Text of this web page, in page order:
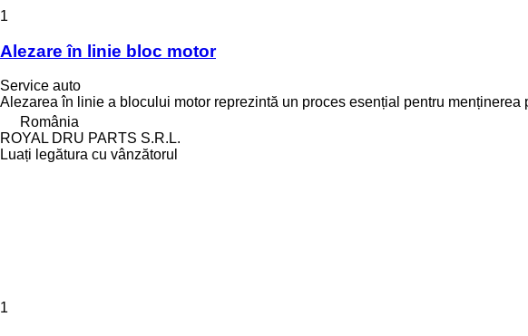
1
Alezare în linie bloc motor
Service auto
Alezarea în linie a blocului motor reprezintă un proces esențial pentru menținerea
România
ROYAL DRU PARTS S.R.L.
Luați legătura cu vânzătorul
1